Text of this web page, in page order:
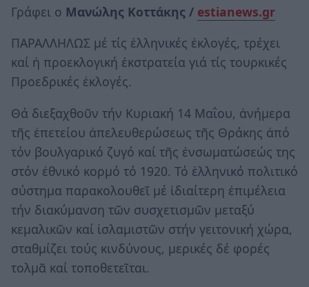
Γράφει ο Μανώλης Κοττάκης / estianews.gr
ΠΑΡΑΛΛΗΛΩΣ μέ τίς ἑλληνικές ἐκλογές, τρέχει
καί ἡ προεκλογική ἐκστρατεία γιά τίς τουρκικές
Προεδρικές ἐκλογές.
Θά διεξαχθοῦν τήν Κυριακή 14 Μαΐου, ἀνήμερα
τῆς ἐπετείου ἀπελευθερώσεως τῆς Θράκης ἀπό
τόν βουλγαρικό ζυγό καί τῆς ἐνσωματώσεώς της
στόν ἐθνικό κορμό τό 1920. Τό ἑλληνικό πολιτικό
σύστημα παρακολουθεῖ μέ ἰδιαίτερη ἐπιμέλεια
τήν διακύμανση τῶν συσχετισμῶν μεταξύ
κεμαλικῶν καί ἰσλαμιστῶν στήν γειτονική χώρα,
σταθμίζει τούς κινδύνους, μερικές δέ φορές
τολμᾶ καί τοποθετεῖται.